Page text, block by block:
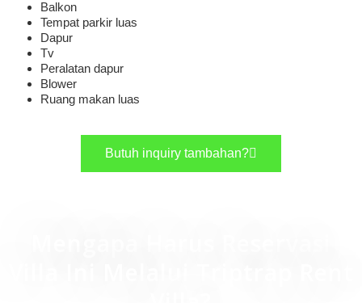
Balkon
Tempat parkir luas
Dapur
Tv
Peralatan dapur
Blower
Ruang makan luas
Butuh inquiry tambahan?